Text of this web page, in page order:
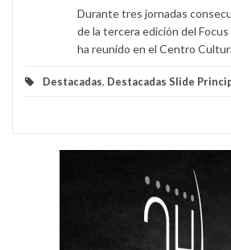
Durante tres jornadas
de la tercera edición del
ha reunido en el Centro
Destacadas, Destacadas Slide